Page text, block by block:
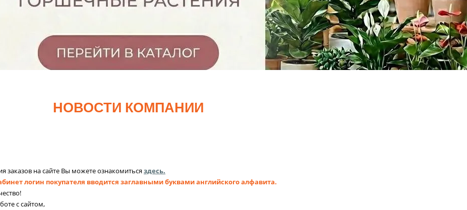
НОВОСТИ КОМПАНИИ
на сайте Вы можете ознакомитьсяздесь.
логин покупателя вводится заглавными буквами английского алфавита.
с сайтом,